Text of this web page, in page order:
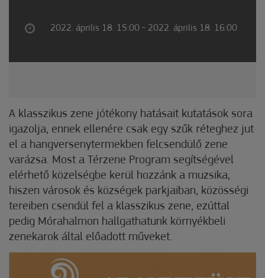
2022. április 18. 15:00 - 2022. április 18. 16:00
A klasszikus zene jótékony hatásait kutatások sora
igazolja, ennek ellenére csak egy szűk réteghez jut
el a hangversenytermekben felcsendülő zene
varázsa. Most a Térzene Program segítségével
elérhető közelségbe kerül hozzánk a muzsika,
hiszen városok és községek parkjaiban, közösségi
tereiben csendül fel a klasszikus zene, ezúttal
pedig Mórahalmon hallgathatunk környékbeli
zenekarok által előadott műveket.